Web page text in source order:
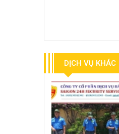
DỊCH VỤ KHÁC